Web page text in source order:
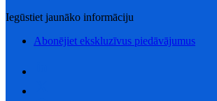
Iegūstiet jaunāko informāciju
Abonējiet ekskluzīvus piedāvājumus